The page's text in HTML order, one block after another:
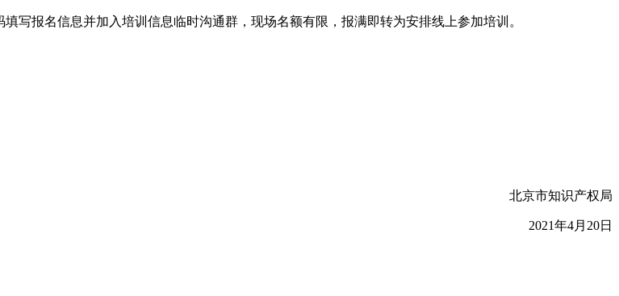
写报名信息并加入培训信息临时沟通群，现场名额有限，报满即转为安排线上参加培训。
北京市知识产权局
2021年4月20日